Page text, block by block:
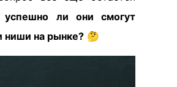
успешно ли они смогут
ниши на рынке? 🤔